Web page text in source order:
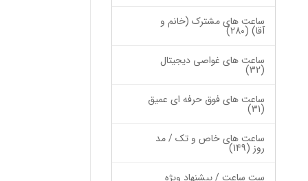
ساعت های مشترک (خانم و
آقا) (280)
ساعت های غواصی دیجیتال
(32)
ساعت های فوق حرفه ای عمیق
(31)
ساعت های خاص و تک / مد
روز (149)
ست ساعت / پیشنهاد ویژه